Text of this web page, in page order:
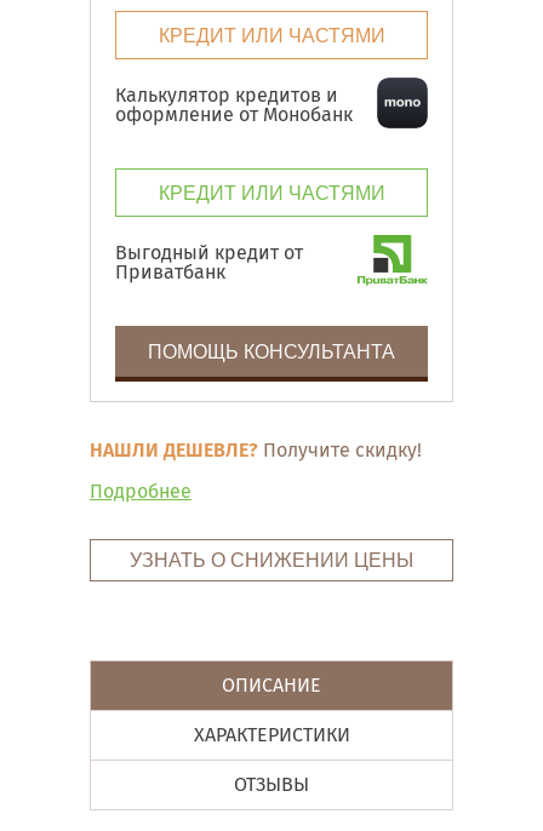
КРЕДИТ ИЛИ ЧАСТЯМИ
Калькулятор кредитов и
оформление от Монобанк
КРЕДИТ ИЛИ ЧАСТЯМИ
Выгодный кредит от
Приватбанк
ПОМОЩЬ КОНСУЛЬТАНТА
НАШЛИ ДЕШЕВЛЕ? Получите скидку!
Подробнее
УЗНАТЬ О СНИЖЕНИИ ЦЕНЫ
ОПИСАНИЕ
ХАРАКТЕРИСТИКИ
ОТЗЫВЫ